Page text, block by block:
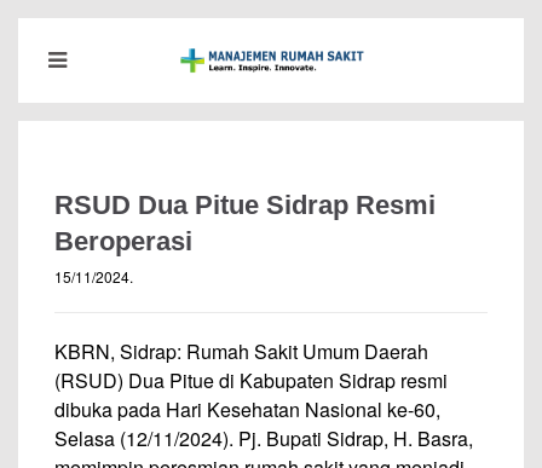
RSUD Dua Pitue Sidrap Resmi
Beroperasi
15/11/2024.
KBRN, Sidrap: Rumah Sakit Umum Daerah
(RSUD) Dua Pitue di Kabupaten Sidrap resmi
dibuka pada Hari Kesehatan Nasional ke-60,
Selasa (12/11/2024). Pj. Bupati Sidrap, H. Basra,